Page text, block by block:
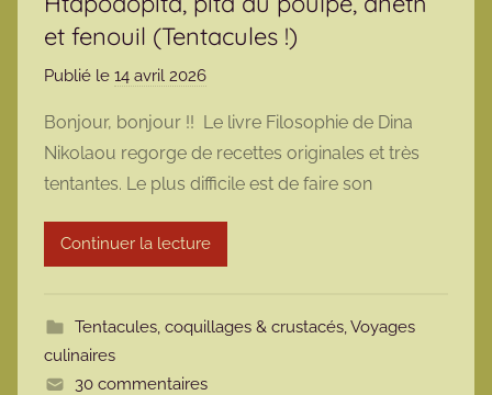
et fenouil (Tentacules !)
Publié le 14 avril 2026
r
m
a
r
m
t
Bonjour, bonjour !! Le livre Filosophie de Dina
Nikolaou regorge de recettes originales et très
tentantes. Le plus difficile est de faire son
Continuer la lecture
Tentacules, coquillages & crustacés,Voyages
culinaires
30 commentaires